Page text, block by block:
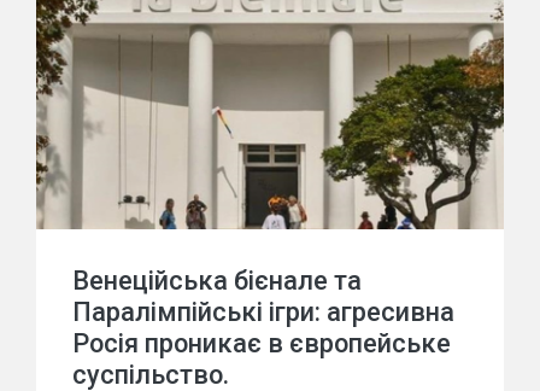
Венеційська бієнале та
Паралімпійські ігри: агресивна
Росія проникає в європейське
суспільство.